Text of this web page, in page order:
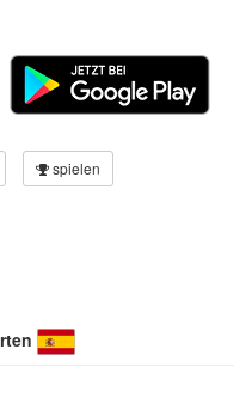
spielen